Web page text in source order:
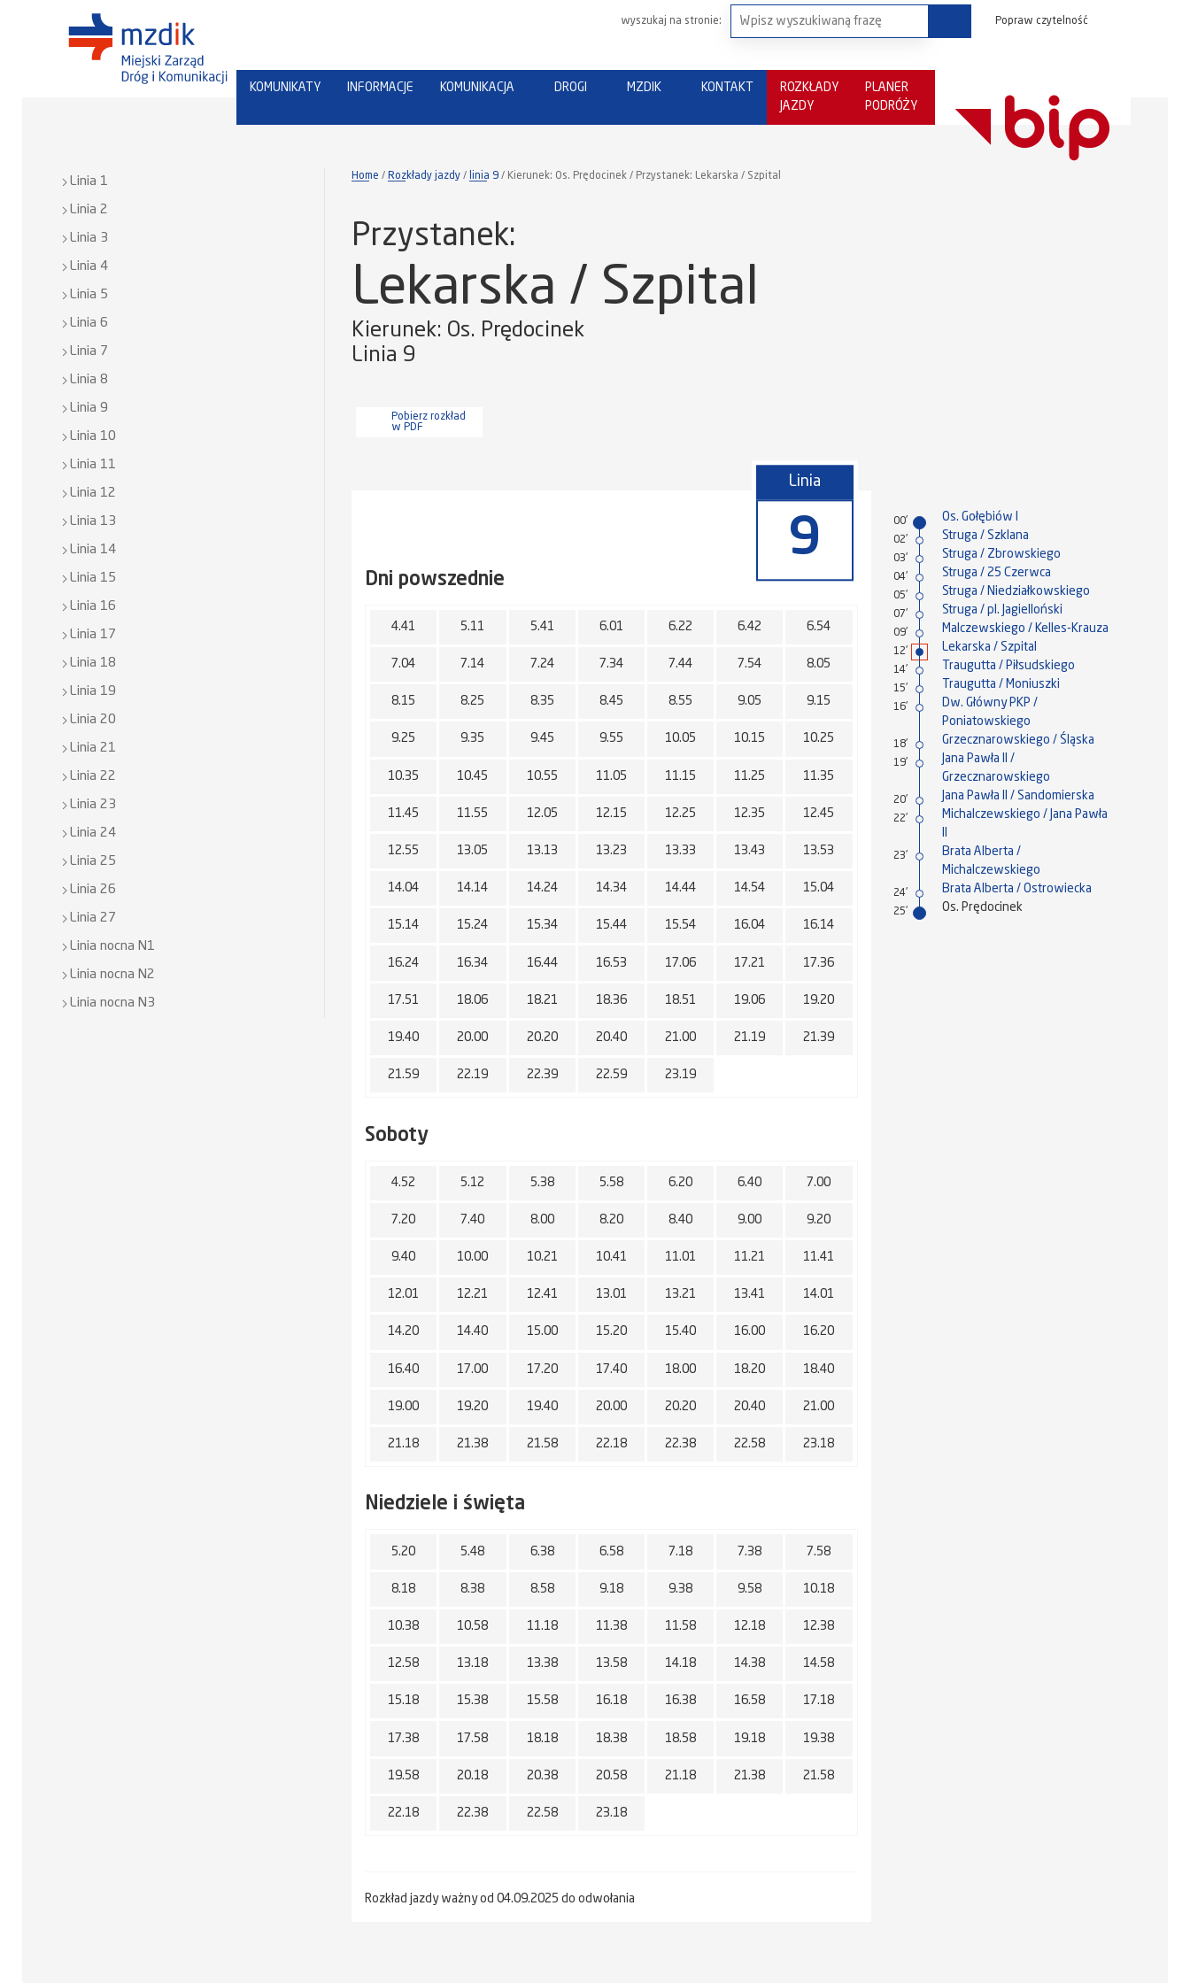
Popraw czytelność
KOMUNIKATY INFORMACJE KOMUNIKACJA DROGI MZDIK KONTAKT
ROZKŁADY
JAZDY
PLANER
PODRÓŻY
wyszukaj na stronie:
Home Rozkłady jazdy linia 9 Kierunek: Os. Prędocinek / Przystanek: Lekarska / Szpital
Przystanek:
Lekarska / Szpital
Kierunek: Os. Prędocinek
Linia 9
Pobierz rozkład
w PDF
Linia
9
Dni powszednie
4.41 5.11 5.41 6.01 6.22 6.42 6.54
7.04 7.14 7.24 7.34 7.44 7.54 8.05
8.15 8.25 8.35 8.45 8.55 9.05 9.15
9.25 9.35 9.45 9.55 10.05 10.15 10.25
10.35 10.45 10.55 11.05 11.15 11.25 11.35
11.45 11.55 12.05 12.15 12.25 12.35 12.45
12.55 13.05 13.13 13.23 13.33 13.43 13.53
14.04 14.14 14.24 14.34 14.44 14.54 15.04
15.14 15.24 15.34 15.44 15.54 16.04 16.14
16.24 16.34 16.44 16.53 17.06 17.21 17.36
17.51 18.06 18.21 18.36 18.51 19.06 19.20
19.40 20.00 20.20 20.40 21.00 21.19 21.39
21.59 22.19 22.39 22.59 23.19
Soboty
4.52 5.12 5.38 5.58 6.20 6.40 7.00
7.20 7.40 8.00 8.20 8.40 9.00 9.20
9.40 10.00 10.21 10.41 11.01 11.21 11.41
12.01 12.21 12.41 13.01 13.21 13.41 14.01
14.20 14.40 15.00 15.20 15.40 16.00 16.20
16.40 17.00 17.20 17.40 18.00 18.20 18.40
19.00 19.20 19.40 20.00 20.20 20.40 21.00
21.18 21.38 21.58 22.18 22.38 22.58 23.18
Niedziele i święta
5.20 5.48 6.38 6.58 7.18 7.38 7.58
8.18 8.38 8.58 9.18 9.38 9.58 10.18
10.38 10.58 11.18 11.38 11.58 12.18 12.38
12.58 13.18 13.38 13.58 14.18 14.38 14.58
15.18 15.38 15.58 16.18 16.38 16.58 17.18
17.38 17.58 18.18 18.38 18.58 19.18 19.38
19.58 20.18 20.38 20.58 21.18 21.38 21.58
22.18 22.38 22.58 23.18
Rozkład jazdy ważny od 04.09.2025 do odwołania
00' Os. Gołębiów I
02' Struga / Szklana
03' Struga / Zbrowskiego
04' Struga / 25 Czerwca
05' Struga / Niedziałkowskiego
07' Struga / pl. Jagielloński
09' Malczewskiego / Kelles-Krauza
12' Lekarska / Szpital
14' Traugutta / Piłsudskiego
15' Traugutta / Moniuszki
16'
Dw. Główny PKP /
Poniatowskiego
18' Grzecznarowskiego / Śląska
19'
Jana Pawła II /
Grzecznarowskiego
20' Jana Pawła II / Sandomierska
22'
Michalczewskiego / Jana Pawła
23'
Brata Alberta /
Michalczewskiego
24' Brata Alberta / Ostrowiecka
25' Os. Prędocinek
Linia 1
Linia 2
Linia 3
Linia 4
Linia 5
Linia 6
Linia 7
Linia 8
Linia 9
Linia 10
Linia 11
Linia 12
Linia 13
Linia 14
Linia 15
Linia 16
Linia 17
Linia 18
Linia 19
Linia 20
Linia 21
Linia 22
Linia 23
Linia 24
Linia 25
Linia 26
Linia 27
Linia nocna N1
Linia nocna N2
Linia nocna N3